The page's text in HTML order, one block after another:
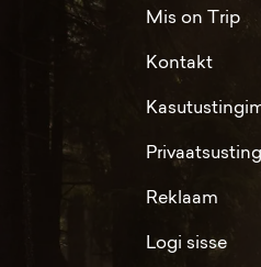
Mis on Trip
Kontakt
Reklaam
Logi sisse